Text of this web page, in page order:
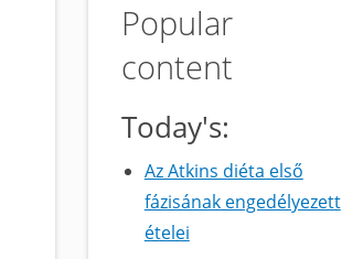
Popular
content
Today's:
Az Atkins diéta első
fázisának engedélyezett
ételei